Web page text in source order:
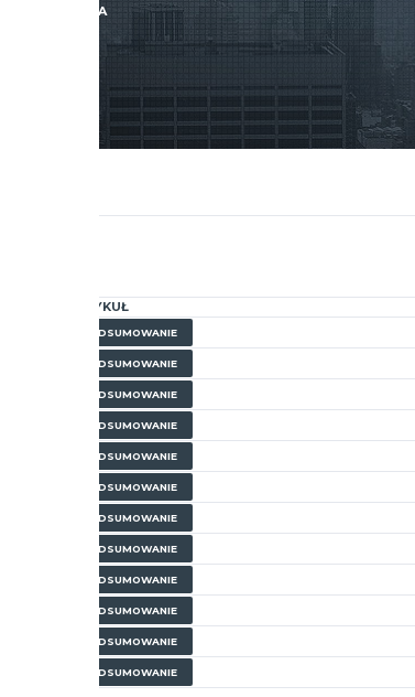
(U16M) GRUPA A
ARTYKUŁ
PODSUMOWANIE
PODSUMOWANIE
PODSUMOWANIE
PODSUMOWANIE
PODSUMOWANIE
PODSUMOWANIE
PODSUMOWANIE
PODSUMOWANIE
PODSUMOWANIE
PODSUMOWANIE
PODSUMOWANIE
PODSUMOWANIE